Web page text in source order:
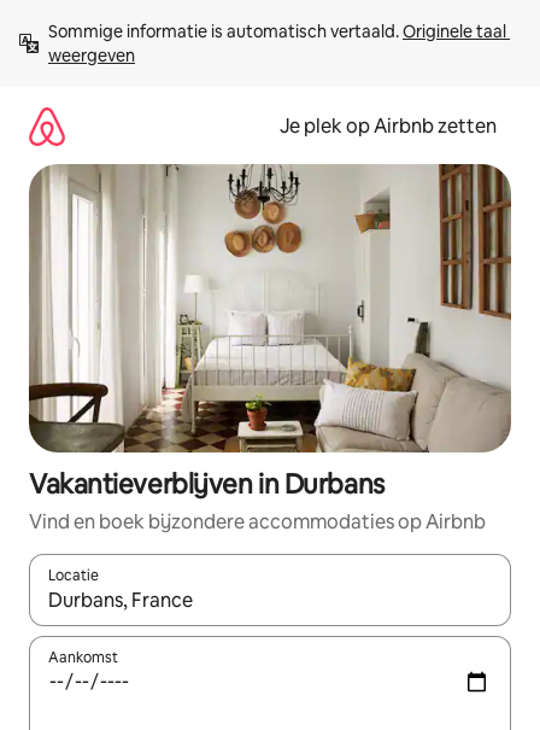
direct
naar
Sommige informatie is automatisch vertaald. Originele taal
weergeven
Je plek op Airbnb zetten
Vakantieverblijven in Durbans
Vind en boek bijzondere accommodaties op Airbnb
Locatie
Wanneer er resultaten beschikbaar zijn, maak je een keuze
Aankomst